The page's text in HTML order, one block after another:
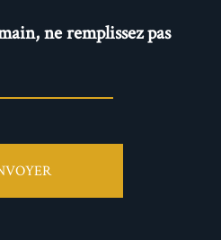
ne remplissez pas